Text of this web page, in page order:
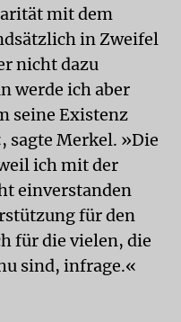
mit dem
in Zweifel
nicht dazu
werde ich aber
seine Existenz
Merkel. »Die
ich mit der
einverstanden
für den
für die vielen, die
sind, infrage.«